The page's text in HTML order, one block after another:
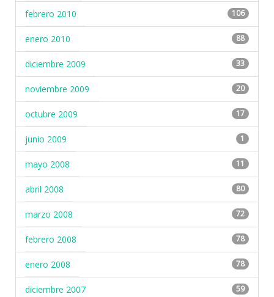
febrero 2010 106
enero 2010 88
diciembre 2009 33
noviembre 2009 20
octubre 2009 17
junio 2009 1
mayo 2008 11
abril 2008 80
marzo 2008 72
febrero 2008 78
enero 2008 78
diciembre 2007 59